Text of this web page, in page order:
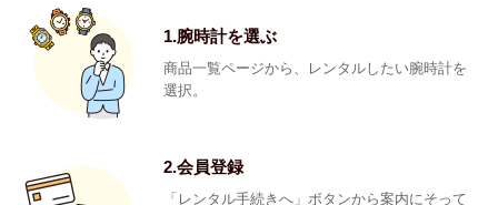
1.腕時計を選ぶ
商品一覧ページから、レンタルしたい腕時計を
選択。
2.会員登録
「レンタル手続きへ」ボタンから案内にそって